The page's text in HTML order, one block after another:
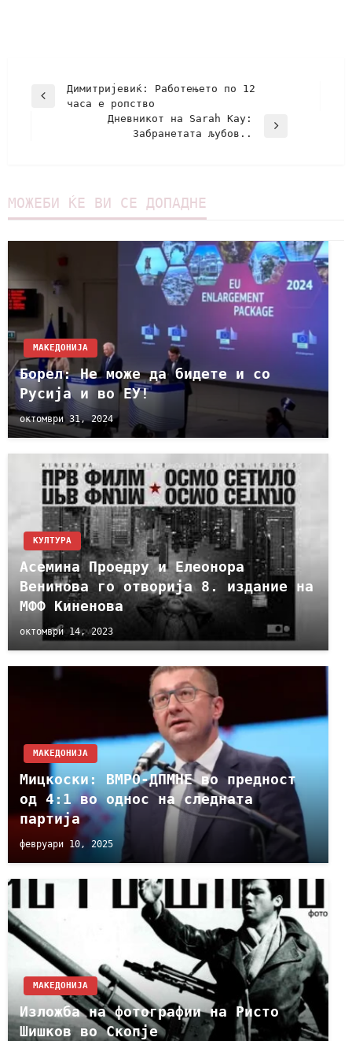
Димитријевиќ: Работењето по 12
часа е ропство
Дневникот на Sarah Kay:
Забранетата љубов..
МОЖЕБИ ЌЕ ВИ СЕ ДОПАДНЕ
МАКЕДОНИЈА
Борел: Не може да бидете и со
Русија и во ЕУ!
октомври 31, 2024
КУЛТУРА
Асемина Проедру и Елеонора
Венинова го отворија 8. издание на
МФФ Киненова
октомври 14, 2023
МАКЕДОНИЈА
Мицкоски: ВМРО-ДПМНЕ во предност
од 4:1 во однос на следната
партија
февруари 10, 2025
МАКЕДОНИЈА
Изложба на фотографии на Ристо
Шишков во Скопје